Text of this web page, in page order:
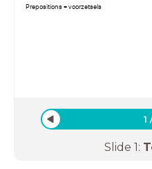
Prepositions = voorzetsels
1
Slide 1: